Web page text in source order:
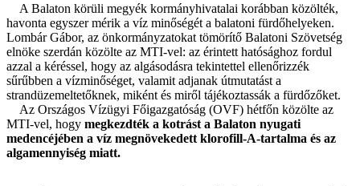
A Balaton körüli megyék kormányhivatalai korábban közölték,
havonta egyszer mérik a víz minőségét a balatoni fürdőhelyeken.
Lombár Gábor, az önkormányzatokat tömörítő Balatoni Szövetség
elnöke szerdán közölte az MTI-vel: az érintett hatósághoz fordul
azzal a kéréssel, hogy az algásodásra tekintettel ellenőrizzék
sűrűbben a vízminőséget, valamit adjanak útmutatást a
strandüzemeltetőknek, miként és miről tájékoztassák a fürdőzőket.
Az Országos Vízügyi Főigazgatóság (OVF) hétfőn közölte az
MTI-vel, hogy megkezdték a kotrást a Balaton nyugati
medencéjében a víz megnövekedett klorofill-A-tartalma és az
algamennyiség miatt.